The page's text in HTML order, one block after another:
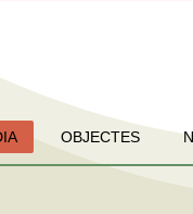
OBJECTES